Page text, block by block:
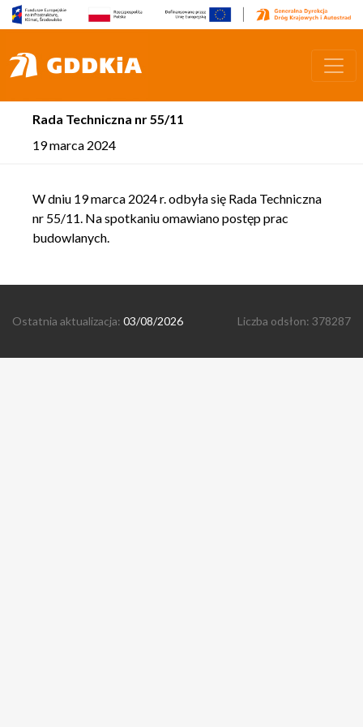
Rada Techniczna nr 55/11
19 marca 2024
W dniu 19 marca 2024 r. odbyła się Rada Techniczna
nr 55/11. Na spotkaniu omawiano postęp prac
budowlanych.
Ostatnia aktualizacja: 03/08/2026 Liczba odsłon: 378287